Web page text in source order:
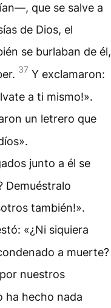
que se salve a
de Dios, el
se burlaban de él,
37 Y exclamaron:
a ti mismo!».
un letrero que
junto a él se
Demuéstralo
también!».
«¿Ni siquiera
a muerte?
nuestros
ha hecho nada